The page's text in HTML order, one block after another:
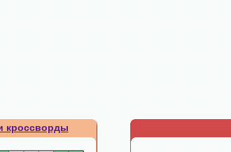
кроссворды